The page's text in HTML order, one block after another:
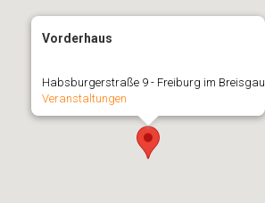
Vorderhaus
Habsburgerstraße 9 - Freiburg im Breisgau
Veranstaltungen